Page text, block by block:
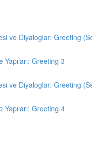
ve Diyaloglar: Greeting
Greeting 3
ve Diyaloglar: Greeting
Greeting 4